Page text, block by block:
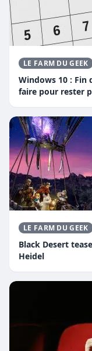
LE FARM DU GEEK
Windows 10 : Fin
faire pour rester
LE FARM DU GEEK
Black Desert
Heidel